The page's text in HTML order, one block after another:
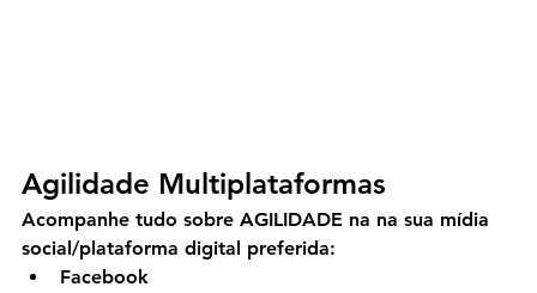
Agilidade Multiplataformas
Acompanhe tudo sobre AGILIDADE na na sua mídia
social/plataforma digital preferida:
Facebook